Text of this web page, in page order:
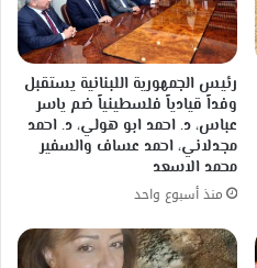
رئيس الجمهورية اللبنانية يستقبل
وفداً قيادياً فلسطينياً ضم ياسر
عباس، د. احمد ابو هولي، د. احمد
مجدلاني، احمد عساف والسفير
محمد الاسعد
منذ أسبوع واحد